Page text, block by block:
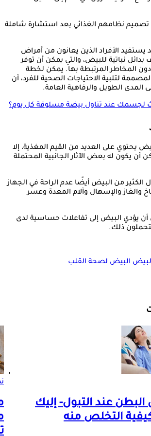
تصميم نظامهم الغذائي بعد استشارة شاملة
يستفيد الأفراد الذين يعانون من أمراض
نباتية للبيض، والتي يمكن أن توفر
دون المخاطر المرتبطة بها. يمكن لخطة
لتلبية الاحتياجات الصحية للفرد، أن
الطويل والرفاهية العامة.
لجسمك عند تناول بيضة مسلوقة كل يوم؟
يحتوي على العديد من القيم المغذية، إلا
أن يكون له بعض الآثار الجانبية المحتملة
من البيض أيضًا عدم الراحة في الجهاز
والغاز والإسهال وآلام المعدة وعسر
أن يؤدي البيض إلى تفاعلات حساسية لدى
ذلك.
البيض لصحة القلب
عند التبول- إليك
التخلص منه